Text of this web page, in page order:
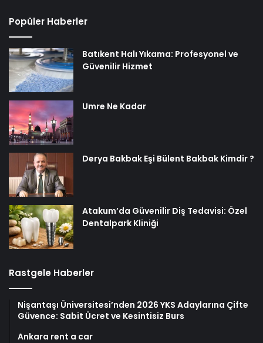
Popüler Haberler
Batıkent Halı Yıkama: Profesyonel ve
Güvenilir Hizmet
Umre Ne Kadar
Derya Bakbak Eşi Bülent Bakbak Kimdir ?
Atakum’da Güvenilir Diş Tedavisi: Özel
Dentalpark Kliniği
Rastgele Haberler
Nişantaşı Üniversitesi’nden 2026 YKS Adaylarına Çifte
Güvence: Sabit Ücret ve Kesintisiz Burs
Ankara rent a car